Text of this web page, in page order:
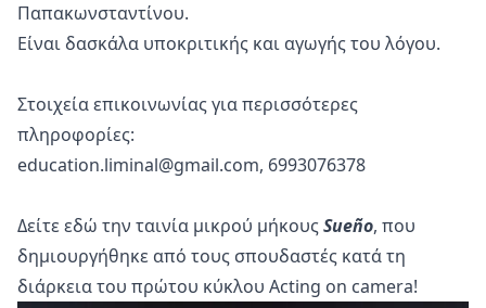
Παπακωνσταντίνου.
Είναι δασκάλα υποκριτικής και αγωγής του λόγου.
Στοιχεία επικοινωνίας για περισσότερες
πληροφορίες:
education.liminal@gmail.com, 6993076378
Δείτεεδώ την ταινία μικρού μήκουςSueño, που
δημιουργήθηκε από τους σπουδαστές κατά τη
διάρκεια του πρώτου κύκλου Acting on camera!